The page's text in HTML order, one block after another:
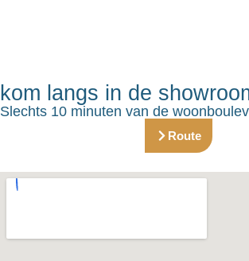
kom langs in de
Slechts 10 minuten van de
Route